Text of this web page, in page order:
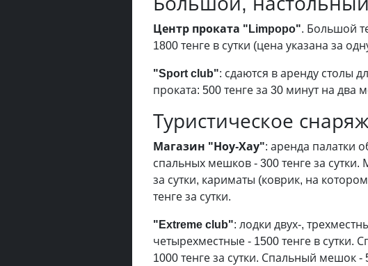
Центр проката "Limpopo". Большой
1800 тенге в сутки (цена указана за
"Sport club": сдаются в аренду столы
проката: 500 тенге за 30 минут на два
Туристическое
Магазин "Ноу-Хау": аренда палатки
спальных мешков - 300 тенге за
за сутки, кариматы (коврик, на
тенге за сутки.
"Extreme club": лодки двух-,
четырехместные - 1500 тенге в сутки.
1000 тенге за сутки. Спальный мешок -